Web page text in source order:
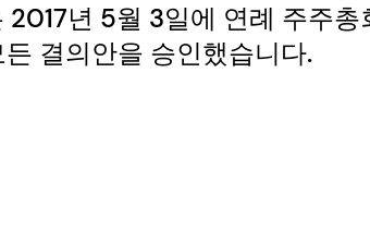
2017년 5월 3일에 연례 주주
결의안을 승인했습니다.